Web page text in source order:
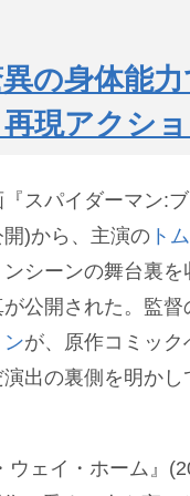
の身体能
現アクシ
スパイダーマン:ブ
)から、主演の ト
シーンの舞台裏を
公開された。監督
が、原作コミック
出の裏側を明かし
ウェイ・ホーム』